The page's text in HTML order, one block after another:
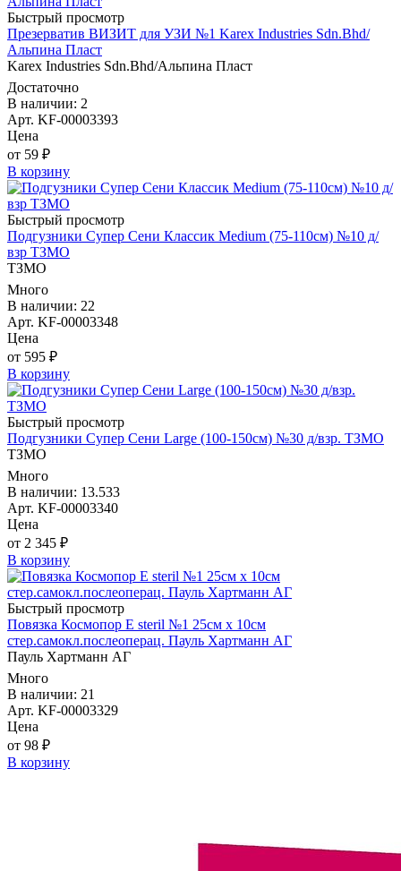
Быстрый просмотр
Презерватив ВИЗИТ для УЗИ №1 Karex Industries Sdn.Bhd/
Альпина Пласт
Karex Industries Sdn.Bhd/Альпина Пласт
Достаточно
В наличии: 2
Арт. KF-00003393
Цена
от 59 ₽
В корзину
Быстрый просмотр
Подгузники Супер Сени Классик Medium (75-110см) №10 д/
взр ТЗМО
ТЗМО
Много
В наличии: 22
Арт. KF-00003348
Цена
от 595 ₽
В корзину
Быстрый просмотр
Подгузники Супер Сени Large (100-150см) №30 д/взр. ТЗМО
ТЗМО
Много
В наличии: 13.533
Арт. KF-00003340
Цена
от 2 345 ₽
В корзину
Быстрый просмотр
Повязка Космопор E steril №1 25см х 10см
стер.самокл.послеоперац. Пауль Хартманн AГ
Пауль Хартманн AГ
Много
В наличии: 21
Арт. KF-00003329
Цена
от 98 ₽
В корзину